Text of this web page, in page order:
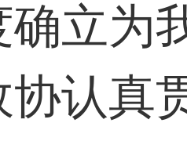
确立为
协认真